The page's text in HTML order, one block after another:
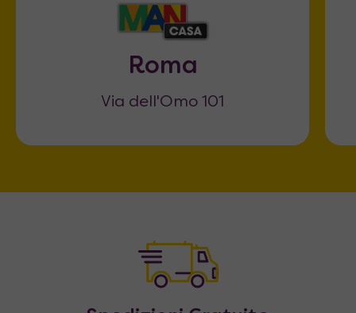
sezione Corretto Utilizzo nella scheda
Roma
Via dell'Omo 101